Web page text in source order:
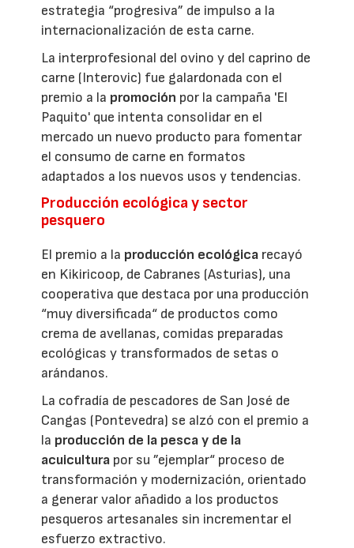
estrategia “progresiva” de impulso a la
internacionalización de esta carne.
La interprofesional del ovino y del caprino de
carne (Interovic) fue galardonada con el
premio a la promoción por la campaña 'El
Paquito' que intenta consolidar en el
mercado un nuevo producto para fomentar
el consumo de carne en formatos
adaptados a los nuevos usos y tendencias.
Producción ecológica y sector
pesquero
El premio a la producción ecológica recayó
en Kikiricoop, de Cabranes (Asturias), una
cooperativa que destaca por una producción
“muy diversificada“ de productos como
crema de avellanas, comidas preparadas
ecológicas y transformados de setas o
arándanos.
La cofradía de pescadores de San José de
Cangas (Pontevedra) se alzó con el premio a
la producción de la pesca y de la
acuicultura por su ”ejemplar“ proceso de
transformación y modernización, orientado
a generar valor añadido a los productos
pesqueros artesanales sin incrementar el
esfuerzo extractivo.